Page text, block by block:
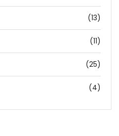
(13)
(11)
(25)
(4)